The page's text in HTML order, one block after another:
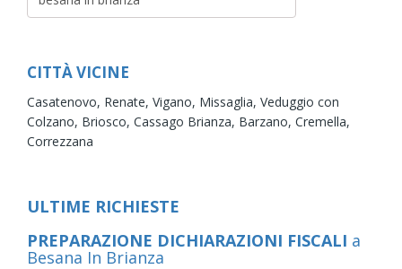
CITTÀ VICINE
Casatenovo, Renate, Vigano, Missaglia, Veduggio con
Colzano, Briosco, Cassago Brianza, Barzano, Cremella,
Correzzana
ULTIME RICHIESTE
PREPARAZIONE DICHIARAZIONI FISCALI a
Besana In Brianza